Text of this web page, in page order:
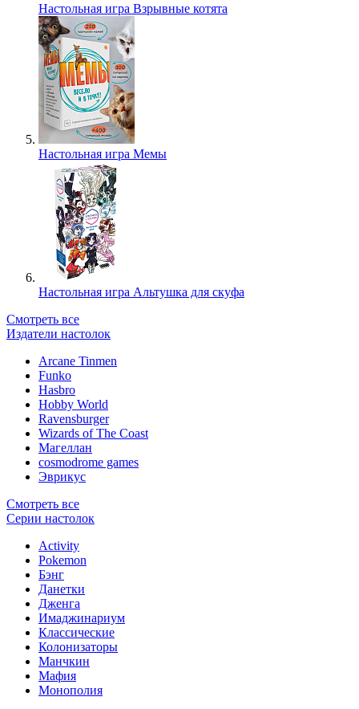
Настольная игра Взрывные котята
Настольная игра Мемы
Настольная игра Альтушка для скуфа
Смотреть все
Издатели настолок
Arcane Tinmen
Funko
Hasbro
Hobby World
Ravensburger
Wizards of The Coast
Магеллан
сosmodrome games
Эврикус
Смотреть все
Серии настолок
Activity
Pokemon
Бэнг
Данетки
Дженга
Имаджинариум
Классические
Колонизаторы
Манчкин
Мафия
Монополия